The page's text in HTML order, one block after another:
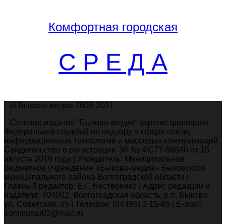
Комфортная городская
С Р Е Д А
© Быково-медиа 2009-2021
Сетевое издание "Быково-медиа" зарегистрировано
Федеральной службой по надзору в сфере связи,
информационных технологий и массовых коммуникаций.
Свидетельство о регистрации ЭЛ № ФС77-66848 от 15
августа 2016 года | Учредитель: Муниципальное
бюджетное учреждение «Быково-медиа» Быковского
муниципального района Волгоградской области |
Главный редактор: Е.Г. Нестеренко | Адрес редакции и
издателя: 404062, Волгоградская область, р.п. Быково,
ул. Советская, 65 | Телефон: (84495) 3-15-85 | E-mail:
kommunar03@mail.ru